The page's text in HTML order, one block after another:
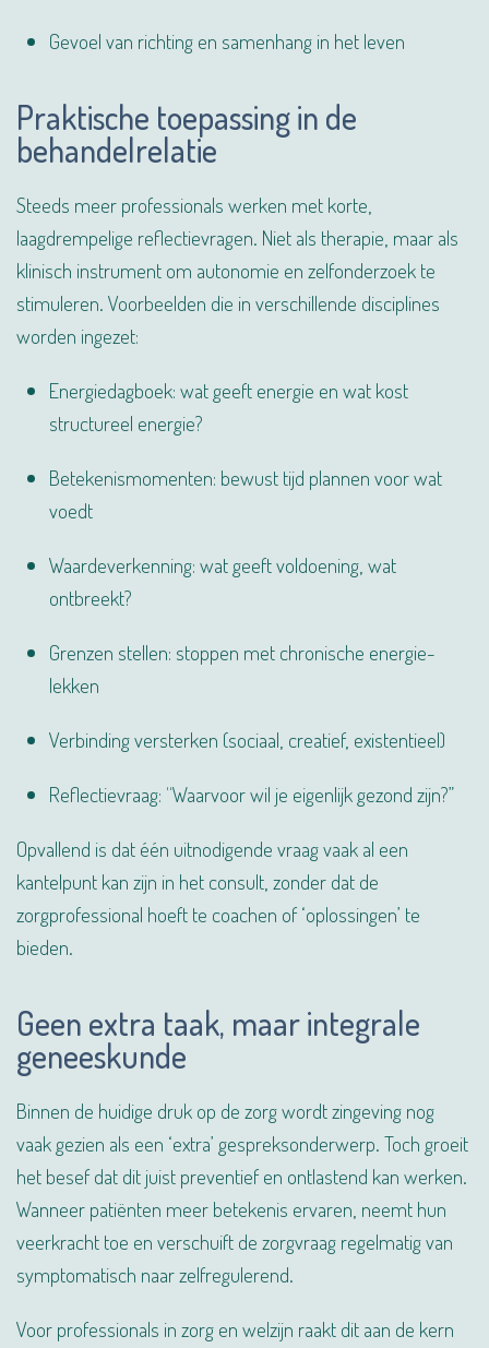
Gevoel van richting en samenhang in het leven
Praktische toepassing in de
behandelrelatie
Steeds meer professionals werken met korte,
laagdrempelige reflectievragen. Niet als therapie, maar als
klinisch instrument om autonomie en zelfonderzoek te
stimuleren. Voorbeelden die in verschillende disciplines
worden ingezet:
Energiedagboek: wat geeft energie en wat kost
structureel energie?
Betekenismomenten: bewust tijd plannen voor wat
voedt
Waardeverkenning: wat geeft voldoening, wat
ontbreekt?
Grenzen stellen: stoppen met chronische energie-
lekken
Verbinding versterken (sociaal, creatief, existentieel)
Reflectievraag: “Waarvoor wil je eigenlijk gezond zijn?”
Opvallend is dat één uitnodigende vraag vaak al een
kantelpunt kan zijn in het consult, zonder dat de
zorgprofessional hoeft te coachen of ‘oplossingen’ te
bieden.
Geen extra taak, maar integrale
geneeskunde
Binnen de huidige druk op de zorg wordt zingeving nog
vaak gezien als een ‘extra’ gespreksonderwerp. Toch groeit
het besef dat dit juist preventief en ontlastend kan werken.
Wanneer patiënten meer betekenis ervaren, neemt hun
veerkracht toe en verschuift de zorgvraag regelmatig van
symptomatisch naar zelfregulerend.
Voor professionals in zorg en welzijn raakt dit aan de kern